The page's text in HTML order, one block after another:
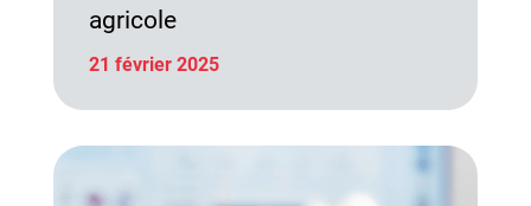
agricole
21 février 2025